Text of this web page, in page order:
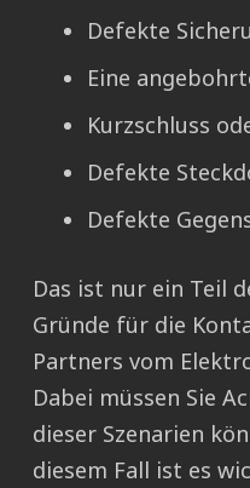
Defekte
Eine
Kurzschluss
Defekte
Defekte
Das ist nur ein Teil
Gründe für die
Partners vom
Dabei müssen Sie
dieser Szenarien
diesem Fall ist es